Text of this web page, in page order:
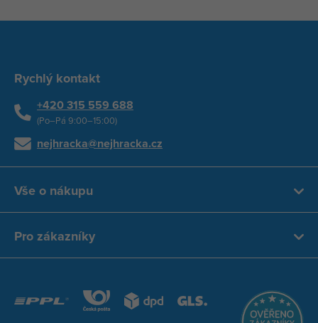
Rychlý kontakt
+420 315 559 688
(Po–Pá 9:00–15:00)
nejhracka@nejhracka.cz
Vše o nákupu
Pro zákazníky